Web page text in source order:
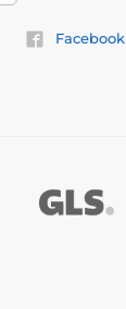
Facebook